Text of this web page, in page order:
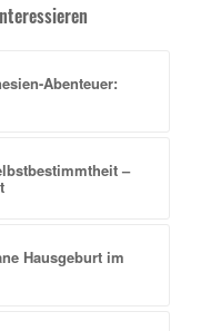
Abenteuer:
–
Hausgeburt im